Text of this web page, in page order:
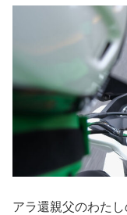
アラ還親父のわた